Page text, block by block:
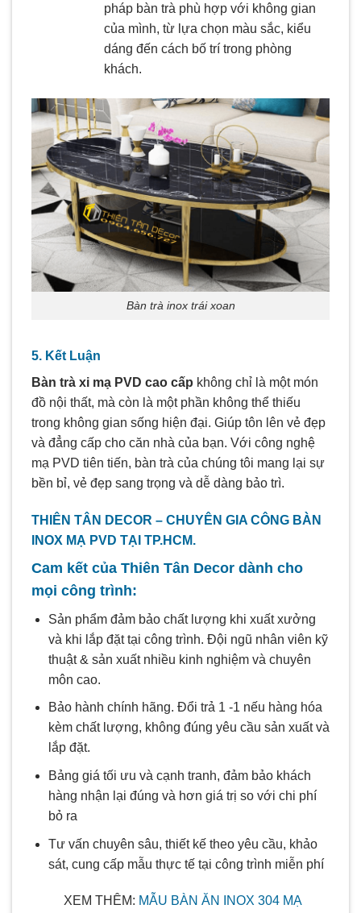
pháp bàn trà phù hợp với không gian
của mình, từ lựa chọn màu sắc, kiểu
dáng đến cách bố trí trong phòng
khách.
Bàn trà inox trái xoan
5. Kết Luận
Bàn trà xi mạ PVD cao cấp không chỉ là một món
đồ nội thất, mà còn là một phần không thể thiếu
trong không gian sống hiện đại. Giúp tôn lên vẻ đẹp
và đẳng cấp cho căn nhà của bạn. Với công nghệ
mạ PVD tiên tiến, bàn trà của chúng tôi mang lại sự
bền bỉ, vẻ đẹp sang trọng và dễ dàng bảo trì.
THIÊN TÂN DECOR – CHUYÊN GIA CÔNG BÀN
INOX MẠ PVD TẠI TP.HCM.
Cam kết của Thiên Tân Decor dành cho
mọi công trình:
Sản phẩm đảm bảo chất lượng khi xuất xưởng
và khi lắp đặt tại công trình. Đội ngũ nhân viên kỹ
thuật & sản xuất nhiều kinh nghiệm và chuyên
môn cao.
Bảo hành chính hãng. Đổi trả 1 -1 nếu hàng hóa
kèm chất lượng, không đúng yêu cầu sản xuất và
lắp đặt.
Bảng giá tối ưu và cạnh tranh, đảm bảo khách
hàng nhận lại đúng và hơn giá trị so với chi phí
bỏ ra
Tư vấn chuyên sâu, thiết kế theo yêu cầu, khảo
sát, cung cấp mẫu thực tế tại công trình miễn phí
XEM THÊM: MẪU BÀN ĂN INOX 304 MẠ